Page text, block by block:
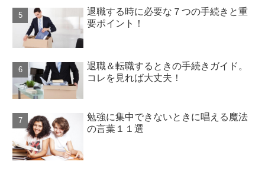
退職する時に必要な７つの手続きと重
要ポイント！
退職＆転職するときの手続きガイド。
コレを見れば大丈夫！
勉強に集中できないときに唱える魔法
の言葉１１選